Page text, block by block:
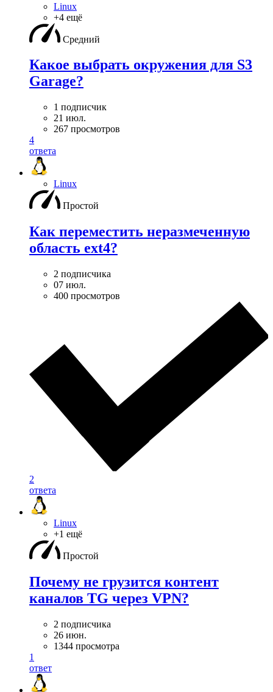
Linux
+4 ещё
Средний
Какое выбрать окружения для S3
Garage?
1 подписчик
21 июл.
267 просмотров
4
ответа
Linux
Простой
Как переместить неразмеченную
область ext4?
2 подписчика
07 июл.
400 просмотров
2
ответа
Linux
+1 ещё
Простой
Почему не грузится контент
каналов TG через VPN?
2 подписчика
26 июн.
1344 просмотра
1
ответ